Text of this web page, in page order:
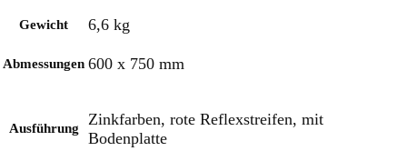
Gewicht 6,6 kg
Abmessungen 600 x 750 mm
Ausführung
Zinkfarben, rote Reflexstreifen, mit
Bodenplatte